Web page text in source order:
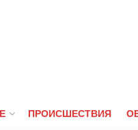
ПРОИСШЕСТВИЯ